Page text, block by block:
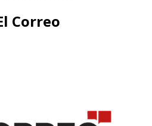
Correo